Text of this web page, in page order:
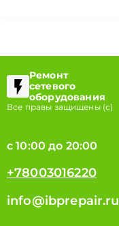
Ремонт
сетевого
оборудования
Все правы защищены (с)
с 10:00 до 20:00
+78003016220
info@ibprepair.ru